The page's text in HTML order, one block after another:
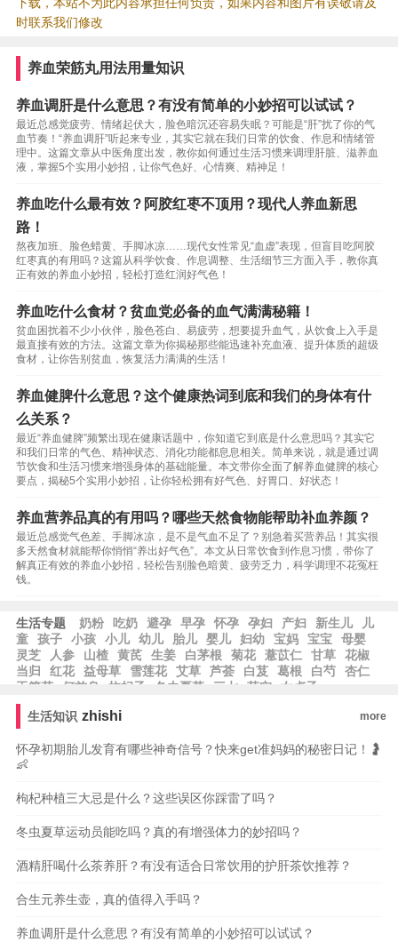
时联系我们修改
养血荣筋丸用法用量知识
养血调肝是什么意思？有没有简单的小妙招可以试试？
最近总感觉疲劳、情绪起伏大，脸色暗沉还容易失眠？可能是“肝”扰了你的气
血节奏！“养血调肝”听起来专业，其实它就在我们日常的饮食、作息和情绪管
理中。这篇文章从中医角度出发，教你如何通过生活习惯来调理肝脏、滋养血
液，掌握5个实用小妙招，让你气色好、心情爽、精神足！
养血吃什么最有效？阿胶红枣不顶用？现代人养血新思
路！
熬夜加班、脸色蜡黄、手脚冰凉……现代女性常见“血虚”表现，但盲目吃阿胶
红枣真的有用吗？这篇从科学饮食、作息调整、生活细节三方面入手，教你真
正有效的养血小妙招，轻松打造红润好气色！
养血吃什么食材？贫血党必备的血气满满秘籍！
贫血困扰着不少小伙伴，脸色苍白、易疲劳，想要提升血气，从饮食上入手是
最直接有效的方法。这篇文章为你揭秘那些能迅速补充血液、提升体质的超级
食材，让你告别贫血，恢复活力满满的生活！
养血健脾什么意思？这个健康热词到底和我们的身体有什
么关系？
最近“养血健脾”频繁出现在健康话题中，你知道它到底是什么意思吗？其实它
和我们日常的气色、精神状态、消化功能都息息相关。简单来说，就是通过调
节饮食和生活习惯来增强身体的基础能量。本文带你全面了解养血健脾的核心
要点，揭秘5个实用小妙招，让你轻松拥有好气色、好胃口、好状态！
养血营养品真的有用吗？哪些天然食物能帮助补血养颜？
最近总感觉气色差、手脚冰凉，是不是气血不足了？别急着买营养品！其实很
多天然食材就能帮你悄悄“养出好气色”。本文从日常饮食到作息习惯，带你了
解真正有效的养血小妙招，轻松告别脸色暗黄、疲劳乏力，科学调理不花冤枉
钱。
生活专题 奶粉 吃奶 避孕 早孕 怀孕 孕妇 产妇 新生儿
儿
童
孩子 小孩 小儿 幼儿 胎儿 婴儿 妇幼 宝妈 宝宝
母婴
灵芝
人参 山楂 黄芪 生姜 白茅根 菊花 薏苡仁 甘草
花椒
当归
红花 益母草 雪莲花 艾草 芦荟 白芨 葛根 白芍
杏仁
玉簪花
何首乌 枸杞子 冬虫夏草 三七 芡实 女贞子
生活知识 zhishi more
怀孕初期胎儿发育有哪些神奇信号？快来get准妈妈的秘密日记！🤰
👶
枸杞种植三大忌是什么？这些误区你踩雷了吗？
冬虫夏草运动员能吃吗？真的有增强体力的妙招吗？
酒精肝喝什么茶养肝？有没有适合日常饮用的护肝茶饮推荐？
合生元养生壶，真的值得入手吗？
养血调肝是什么意思？有没有简单的小妙招可以试试？